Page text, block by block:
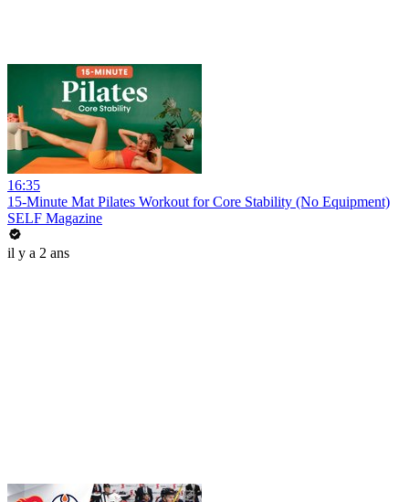
16:35
15-Minute Mat Pilates Workout for Core Stability (No Equipment)
SELF Magazine
il y a 2 ans